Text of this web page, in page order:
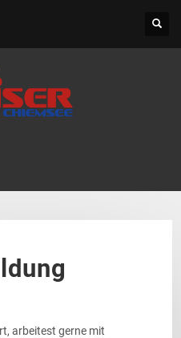
arbeitest gerne mit